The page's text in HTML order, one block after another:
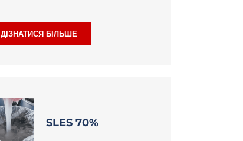
ДІЗНАТИСЯ БІЛЬШЕ
SLES 70%